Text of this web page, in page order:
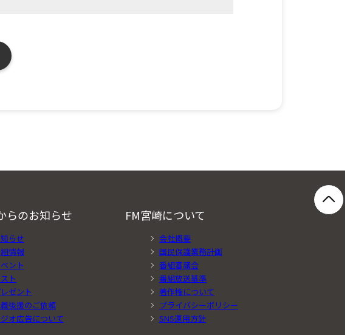
らのお知らせ
らせ
情報
ント
ト
ゼント
後援のご依頼
オ広告について
FM宮崎について
会社概要
国民保護業務計画
番組審議会
番組放送基準
著作権について
プライバシーポリシー
SNS運用方針